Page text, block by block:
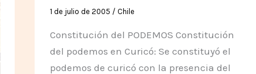
1 de julio de 2005 / Chile
Constitución del PODEMOS Constitución
del podemos en Curicó: Se constituyó el
podemos de curicó con la presencia del